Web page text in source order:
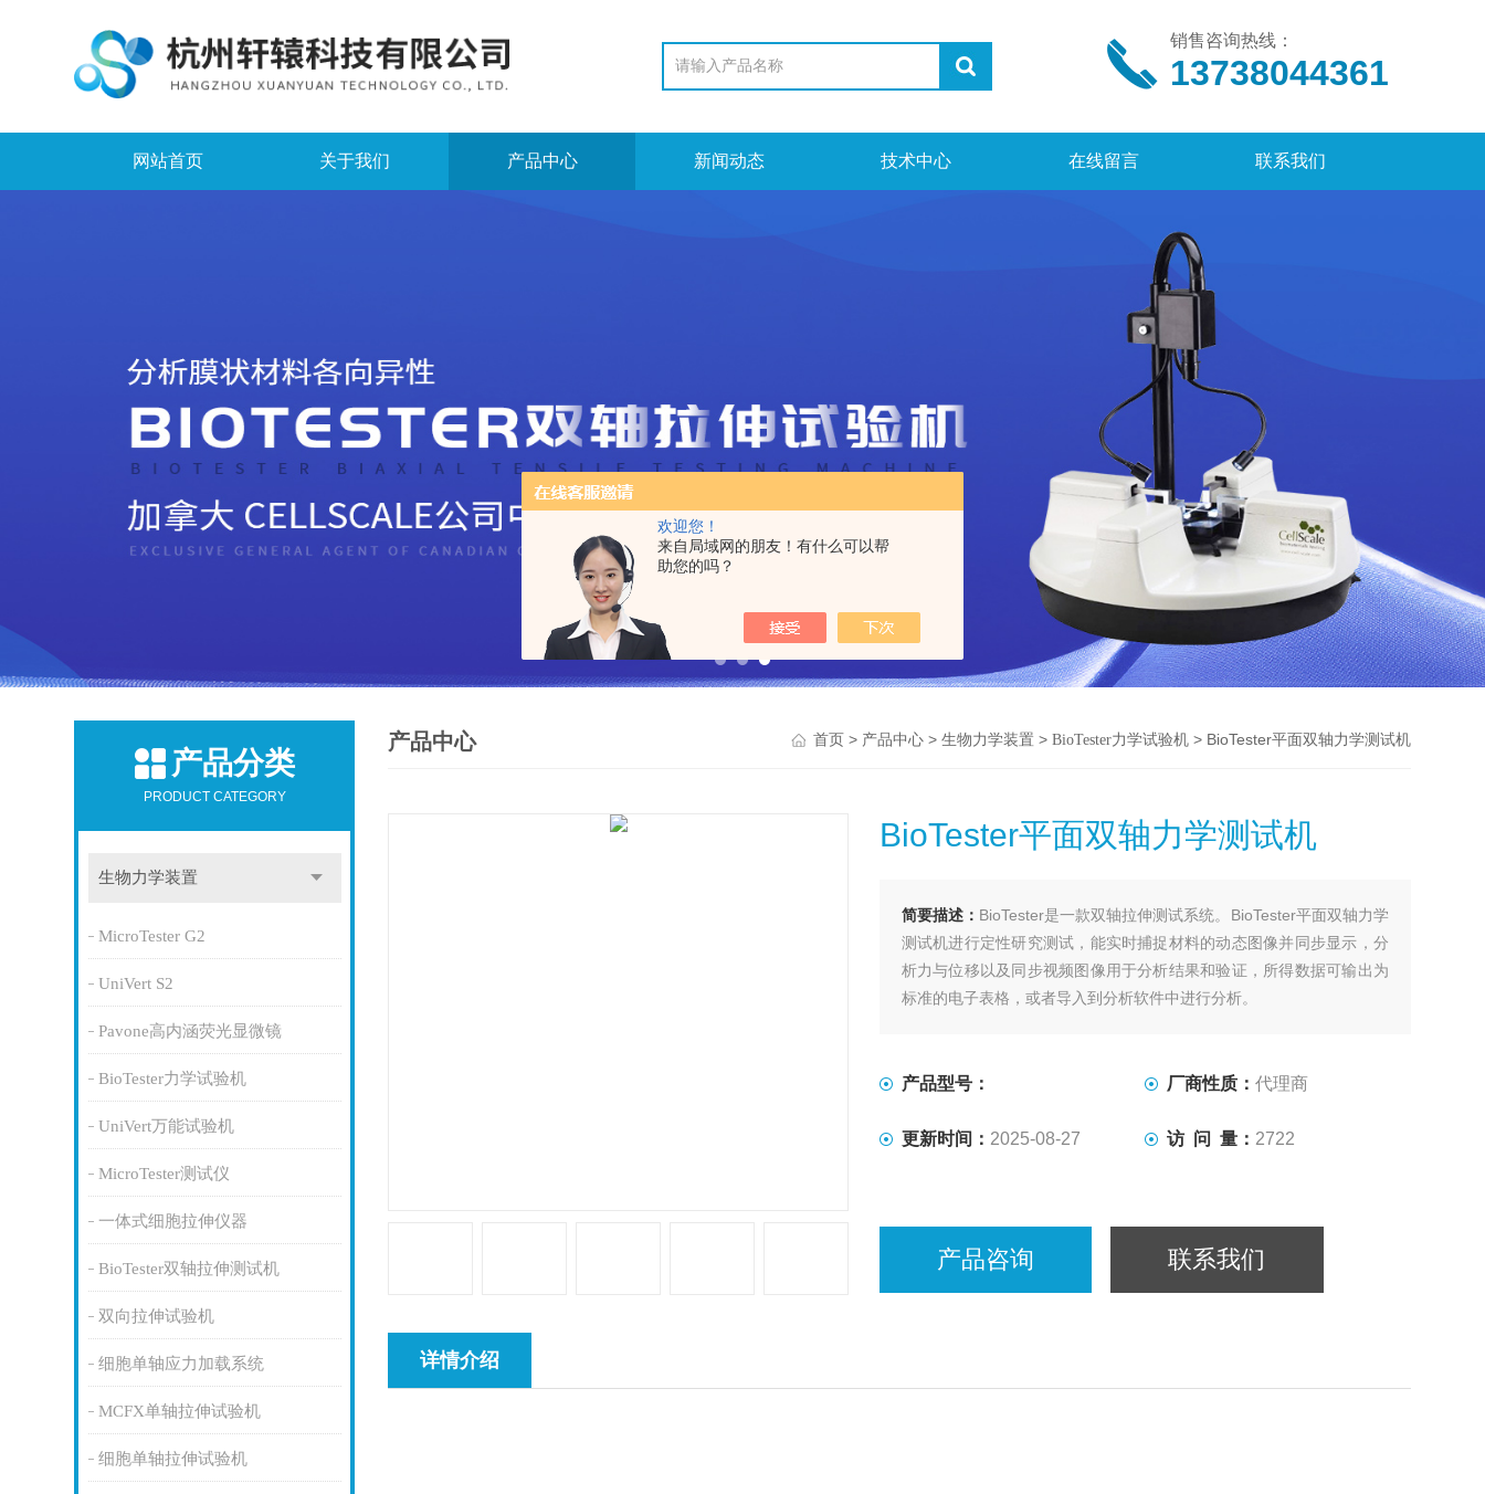
欢迎您！
来自局域网的朋友！有什么可以帮
助您的吗？
销售咨询热线：
13738044361
网站首页 关于我们 产品中心 新闻动态 技术中心 在线留言 联系我们
产品分类
PRODUCT CATEGORY
生物力学装置
MicroTester G2
UniVert S2
Pavone高内涵荧光显微镜
BioTester力学试验机
UniVert万能试验机
MicroTester测试仪
一体式细胞拉伸仪器
BioTester双轴拉伸测试机
双向拉伸试验机
细胞单轴应力加载系统
MCFX单轴拉伸试验机
细胞单轴拉伸试验机
产品中心 首页> 产品中心> 生物力学装置 > BioTester力学试验机> BioTester平面双轴力学测试机
BioTester平面双轴力学测试机
简要描述： BioTester是一款双轴拉伸测试系统。BioTester平面双轴力学
测试机进行定性研究测试，能实时捕捉材料的动态图像并同步显示，分
析力与位移以及同步视频图像用于分析结果和验证，所得数据可输出为
标准的电子表格，或者导入到分析软件中进行分析。
定。夹具可选多种测量模式。
产品型号： 厂商性质：代理商
更新时间： 2025-08-27 访 问 量： 2722
产品咨询 联系我们
详情介绍